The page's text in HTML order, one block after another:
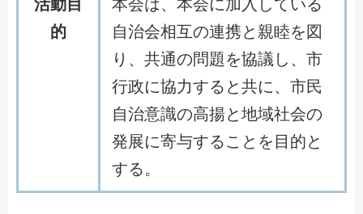
活動目
的
本会は、本会に加入している
自治会相互の連携と親睦を図
り、共通の問題を協議し、市
行政に協力すると共に、市民
自治意識の高揚と地域社会の
発展に寄与することを目的と
する。